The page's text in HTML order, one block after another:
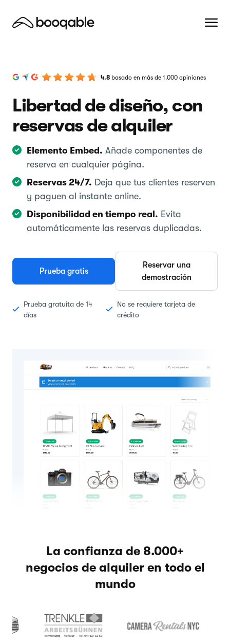
4.8 basado en más de 1.000 opiniones
Libertad de diseño, con
reservas de alquiler
Elemento Embed. Añade componentes de
reserva en cualquier página.
Reservas 24/7. Deja que tus clientes reserven
y paguen al instante online.
Disponibilidad en tiempo real. Evita
automáticamente las reservas duplicadas.
Prueba gratis
Reservar una
demostración
Prueba gratuita de 14
días
No se requiere tarjeta de
crédito
La confianza de 8.000+
negocios de alquiler en todo el
mundo